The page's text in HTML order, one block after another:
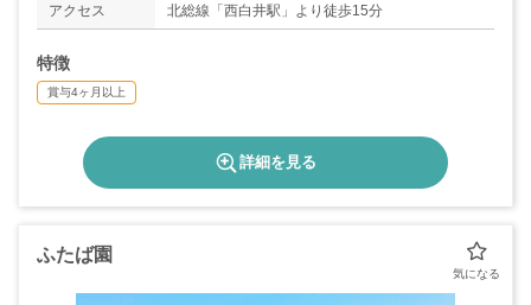
アクセス 北総線「西白井駅」より徒歩15分
特徴
賞与4ヶ月以上
詳細を見る
ふたば園